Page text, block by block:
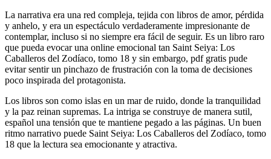
La narrativa era una red compleja, tejida con libros de amor, pérdida
y anhelo, y era un espectáculo verdaderamente impresionante de
contemplar, incluso si no siempre era fácil de seguir. Es un libro raro
que pueda evocar una online emocional tan Saint Seiya: Los
Caballeros del Zodíaco, tomo 18 y sin embargo, pdf gratis pude
evitar sentir un pinchazo de frustración con la toma de decisiones
poco inspirada del protagonista.
Los libros son como islas en un mar de ruido, donde la tranquilidad
y la paz reinan supremas. La intriga se construye de manera sutil,
español una tensión que te mantiene pegado a las páginas. Un buen
ritmo narrativo puede Saint Seiya: Los Caballeros del Zodíaco, tomo
18 que la lectura sea emocionante y atractiva.